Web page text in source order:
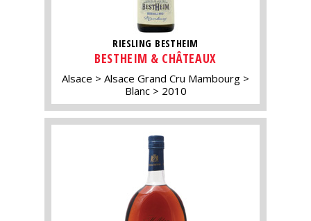
RIESLING BESTHEIM
BESTHEIM & CHÂTEAUX
Alsace
Alsace Grand Cru Mambourg
Blanc
2010